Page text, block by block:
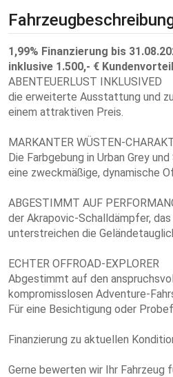
1,99% Finanzierung bis
inklusive 1.500,- €
ABENTEUERLUST INKLUSIVED
die erweiterte Ausstattung und
einem attraktiven Preis.
MARKANTER WÜSTEN-
Die Farbgebung in Urban Grey
eine zweckmäßige, dynamische
ABGESTIMMT AUF
der Akrapovic-Schalldämpfer,
unterstreichen die
ECHTER OFFROAD-EXPLORER
Abgestimmt auf den
kompromisslosen Adventure-
Für eine Besichtigung oder
Finanzierung zu aktuellen
Gerne bewerten wir Ihr Fahrzeug